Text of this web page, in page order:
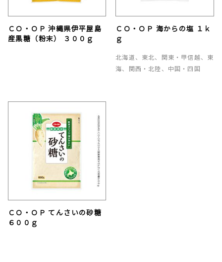
ＣＯ・ＯＰ 沖縄県伊平屋島
産黒糖（粉末） ３００ｇ
ＣＯ・ＯＰ 海からの塩 １ｋ
ｇ
北海道、東北、関東・甲信越、東
海、関西・北陸、中国・四国
ＣＯ・ＯＰ てんさいの砂糖
６００ｇ